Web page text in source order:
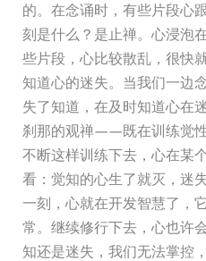
的。在念诵时，有些片段心
刻是什么？是止禅。心浸泡
些片段，心比较散乱，很快
知道心的迷失。当我们一
失了知道，在及时知道心在
刹那的观禅——既在训练觉性
不断这样训练下去，心在某
看：觉知的心生了就灭，迷
一刻，心就在开发智慧了，
常。继续修行下去，心也许
知还是迷失，我们无法掌控